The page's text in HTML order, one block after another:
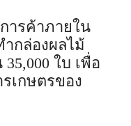
ารค้าภายใน
กล่องผลไม้
ใบ เพื่อ
เกษตรของ